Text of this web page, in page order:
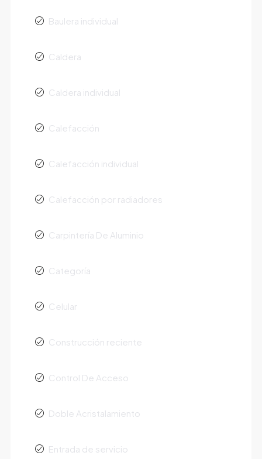
Baulera individual
Caldera
Caldera individual
Calefacción
Calefacción individual
Calefacción por radiadores
Carpintería De Aluminio
Categoría
Celular
Construcción reciente
Control De Acceso
Doble Acristalamiento
Entrada de servicio